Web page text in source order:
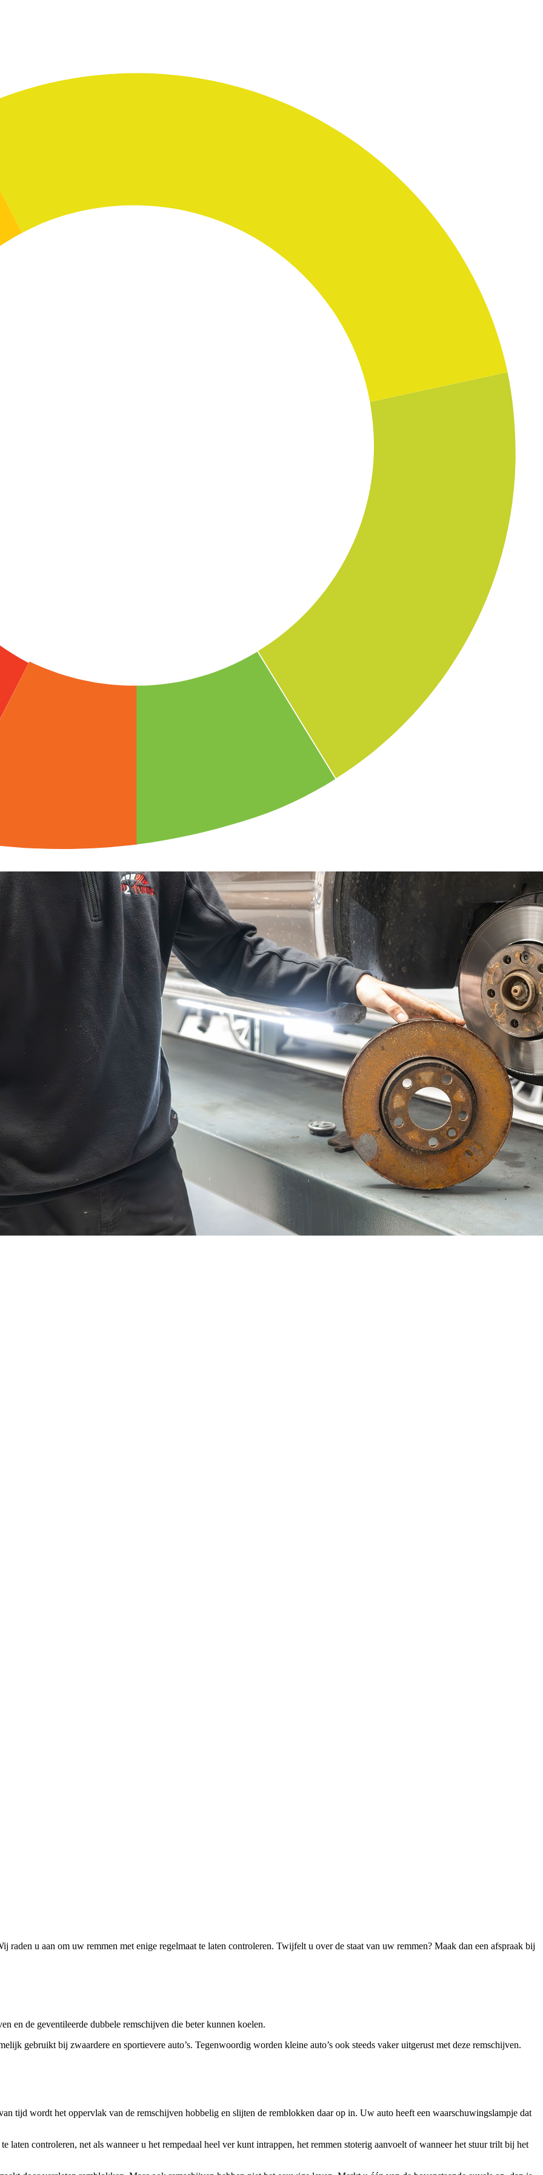
u aan om uw remmen met enige regelmaat te laten controleren. Twijfelt u over de staat van uw remmen? Maak dan een afspraak bij
en de geventileerde dubbele remschijven die beter kunnen koelen.
gebruikt bij zwaardere en sportievere auto’s. Tegenwoordig worden kleine auto’s ook steeds vaker uitgerust met deze remschijven.
tijd wordt het oppervlak van de remschijven hobbelig en slijten de remblokken daar op in. Uw auto heeft een waarschuwingslampje dat
laten controleren, net als wanneer u het rempedaal heel ver kunt intrappen, het remmen stoterig aanvoelt of wanneer het stuur trilt bij het